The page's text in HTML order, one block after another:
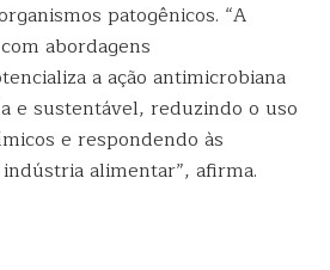
patogênicos. “A
abordagens
a ação antimicrobiana
e sustentável, reduzindo o uso
e respondendo às
alimentar”, afirma.